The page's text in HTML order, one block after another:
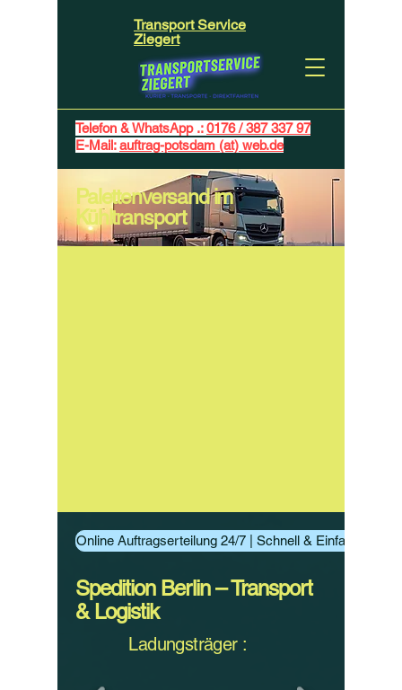
Telefon & WhatsApp .:0176 / 387 337 97
E-Mail:auftrag-potsdam (at) web.de
Transport Service
Ziegert
Palettenversand im
Kühltransport
Online Auftragserteilung 24/7 | Schnell & Einfach
Spedition Berlin – Transport
& Logistik
Ladungsträger :